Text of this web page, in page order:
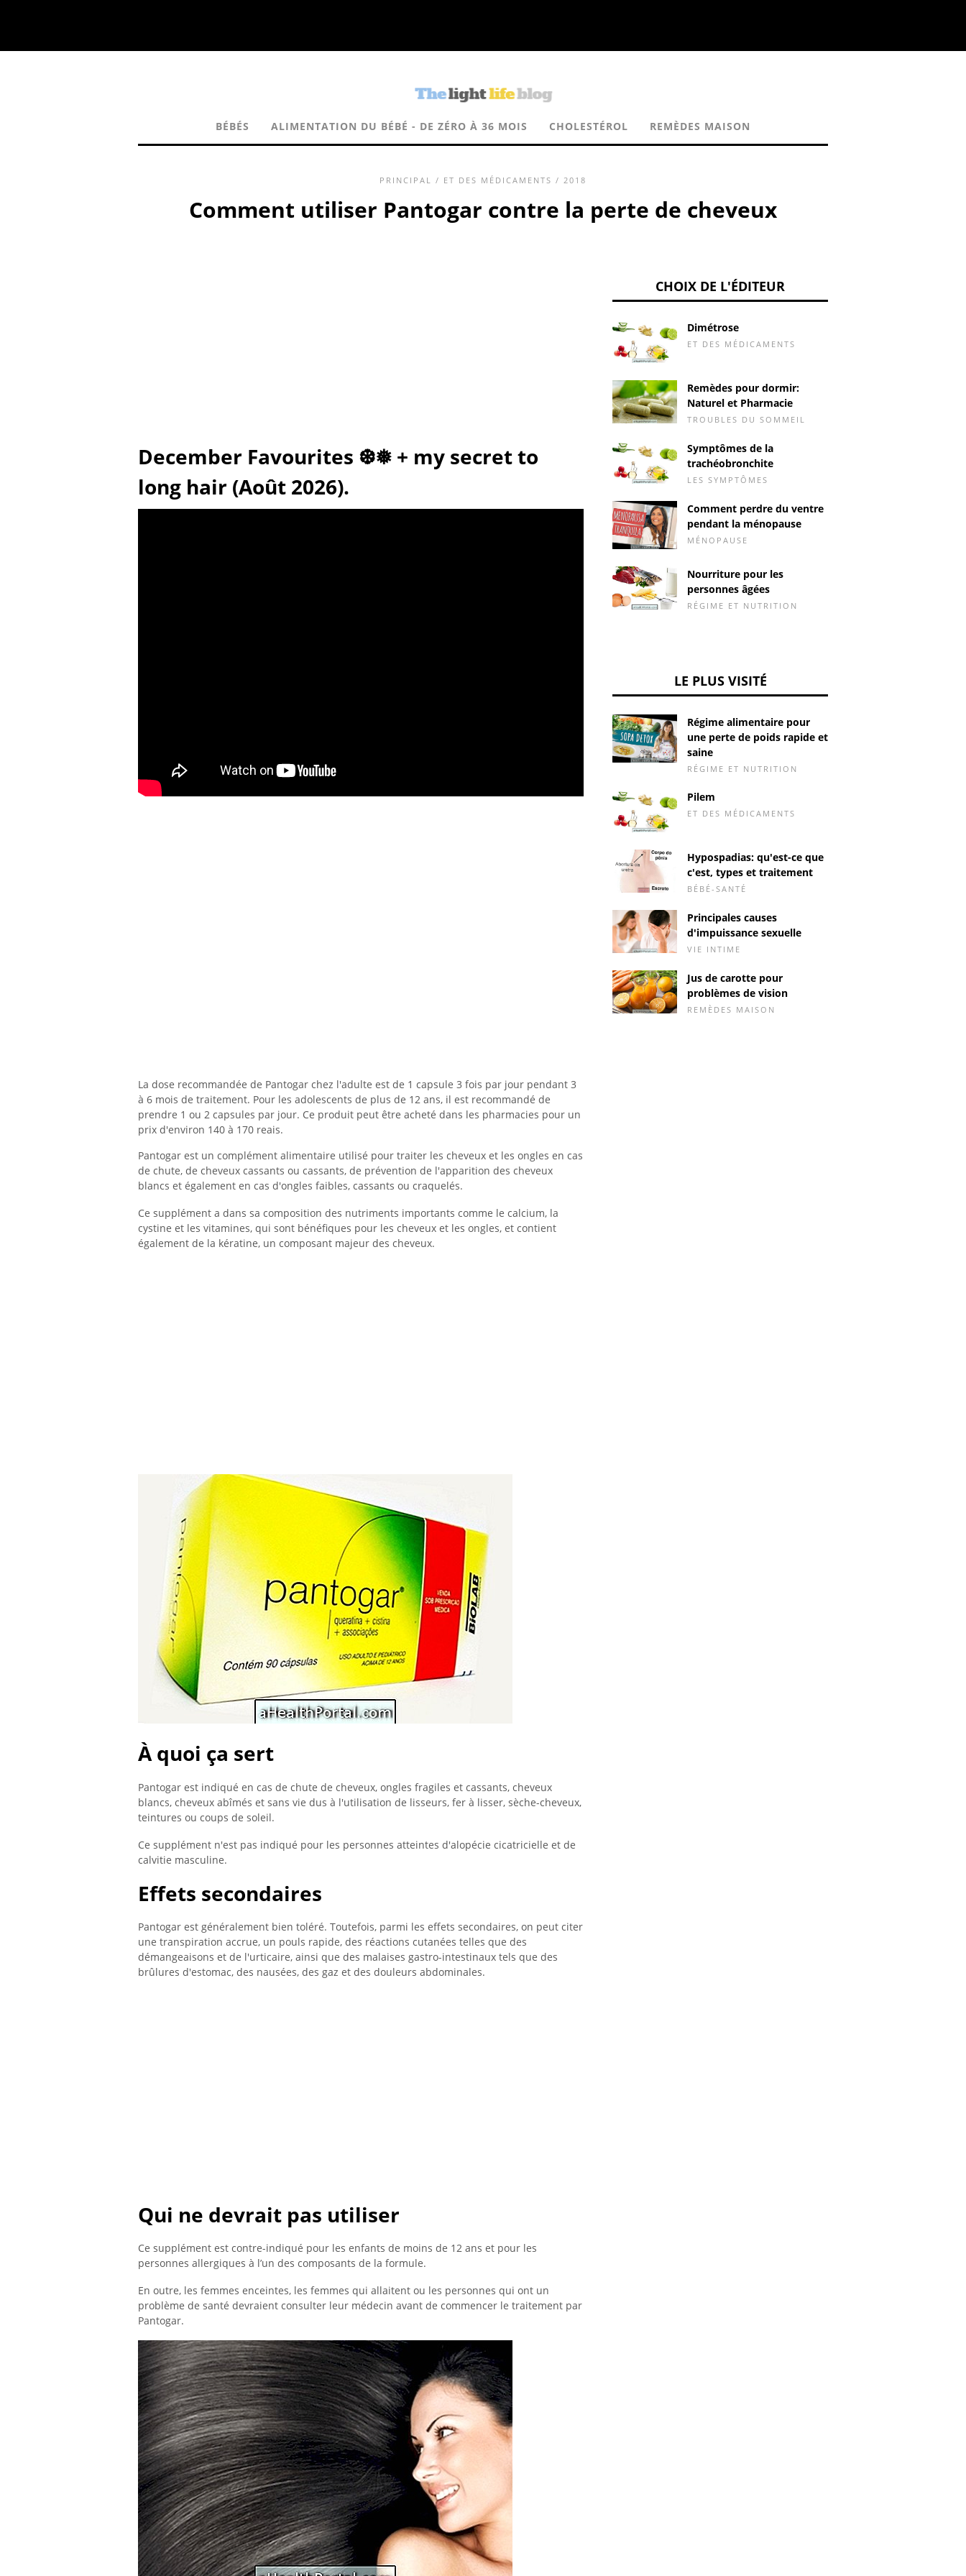
BÉBÉS ALIMENTATION DU BÉBÉ - DE ZÉRO À 36 MOIS CHOLESTÉROL REMÈDES MAISON
PRINCIPAL / ET DES MÉDICAMENTS / 2018
Comment utiliser Pantogar contre la perte de cheveux
December Favourites ❆❅ + my secret to
long hair (Août 2026).
La dose recommandée de Pantogar chez l'adulte est de 1 capsule 3 fois par jour pendant 3
à 6 mois de traitement. Pour les adolescents de plus de 12 ans, il est recommandé de
prendre 1 ou 2 capsules par jour. Ce produit peut être acheté dans les pharmacies pour un
prix d'environ 140 à 170 reais.
Pantogar est un complément alimentaire utilisé pour traiter les cheveux et les ongles en cas
de chute, de cheveux cassants ou cassants, de prévention de l'apparition des cheveux
blancs et également en cas d'ongles faibles, cassants ou craquelés.
Ce supplément a dans sa composition des nutriments importants comme le calcium, la
cystine et les vitamines, qui sont bénéfiques pour les cheveux et les ongles, et contient
également de la kératine, un composant majeur des cheveux.
À quoi ça sert
Pantogar est indiqué en cas de chute de cheveux, ongles fragiles et cassants, cheveux
blancs, cheveux abîmés et sans vie dus à l'utilisation de lisseurs, fer à lisser, sèche-cheveux,
teintures ou coups de soleil.
Ce supplément n'est pas indiqué pour les personnes atteintes d'alopécie cicatricielle et de
calvitie masculine.
Effets secondaires
Pantogar est généralement bien toléré. Toutefois, parmi les effets secondaires, on peut citer
une transpiration accrue, un pouls rapide, des réactions cutanées telles que des
démangeaisons et de l'urticaire, ainsi que des malaises gastro-intestinaux tels que des
brûlures d'estomac, des nausées, des gaz et des douleurs abdominales.
Qui ne devrait pas utiliser
Ce supplément est contre-indiqué pour les enfants de moins de 12 ans et pour les
personnes allergiques à l’un des composants de la formule.
En outre, les femmes enceintes, les femmes qui allaitent ou les personnes qui ont un
problème de santé devraient consulter leur médecin avant de commencer le traitement par
Pantogar.
CHOIX DE L'ÉDITEUR
Dimétrose
ET DES MÉDICAMENTS
Remèdes pour dormir:
Naturel et Pharmacie
TROUBLES DU SOMMEIL
Symptômes de la
trachéobronchite
LES SYMPTÔMES
Comment perdre du ventre
pendant la ménopause
MÉNOPAUSE
Nourriture pour les
personnes âgées
RÉGIME ET NUTRITION
LE PLUS VISITÉ
Régime alimentaire pour
une perte de poids rapide et
saine
RÉGIME ET NUTRITION
Pilem
ET DES MÉDICAMENTS
Hypospadias: qu'est-ce que
c'est, types et traitement
BÉBÉ-SANTÉ
Principales causes
d'impuissance sexuelle
VIE INTIME
Jus de carotte pour
problèmes de vision
REMÈDES MAISON